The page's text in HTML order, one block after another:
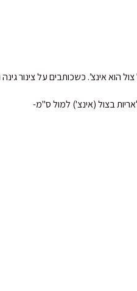
גינה חצי צול או 1/2″, מתכוונים לקוטר
בצול (אינצ') למול ס"מ-